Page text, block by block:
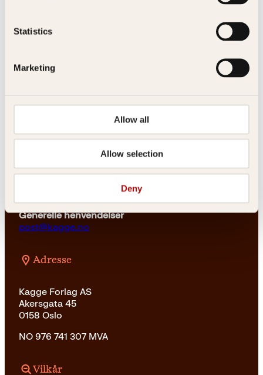
Statistics
Marketing
Allow all
Allow selection
Deny
kundeservice@kagge.no
For bokhandlere og forfattere
Vil du sende inn et manuskript?
Generelle henvendelser
post@kagge.no
Adresse
Kagge Forlag AS
Akersgata 45
0158 Oslo
NO 976 741 307 MVA
Vilkår